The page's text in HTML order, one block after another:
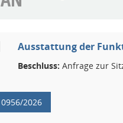
Ausstattung der
Beschluss: Anfrage zur
0956/2026